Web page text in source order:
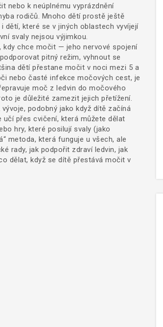
nebo k neúplnému vyprázdnění
rodičů. Mnoho dětí prostě ještě
dětí, které se v jiných oblastech vyvíjejí
svaly nejsou výjimkou.
kdy chce močit — jeho nervové spojení
pitný režim, vyhnout se
dětí přestane močit v noci mezi 5 a
nebo časté infekce močových cest, je
moč z ledvin do močového
je důležité zamezit jejich přetížení.
podobný jako když dítě začíná
přes cvičení, která můžete dělat
hry, které posilují svaly (jako
metoda, která funguje u všech, ale
rady, jak podpořit zdraví ledvin, jak
dělat, když se dítě přestává močit v